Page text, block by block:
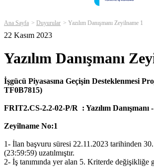
Ana Sayfa Duyurular Yazılım Danışmanı Zeyilname 1
22 Kasım 2023
Yazılım Danışmanı
İşgücü Piyasasına Geçişin Desteklenmesi
TF0B7815)
FRIT2.CS-2.2-02-P/R : Yazılım Danışmanı
Zeyilname No:1
1- İlan başvuru süresi 22.11.2023 tarihinden
(23:59:59) uzatılmıştır.
2- İş tanımında yer alan 5. Kriterde değişikliğe